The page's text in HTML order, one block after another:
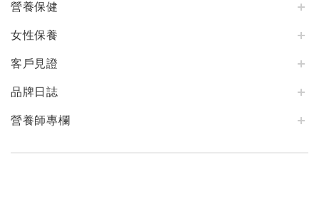
營養保健
女性保養
客戶見證
品牌日誌
營養師專欄